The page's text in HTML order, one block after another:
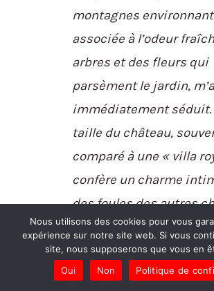
montagnes
associée à l’odeur
arbres et des fleurs qui
parsèment le jardin, m’a
immédiatement séduit.
taille du château,
comparé à une « villa
confère un charme
des foules des autres
bavarois. J’ai ressenti
de magie, comme si
Louis II de Bavière
Nous utilisons des cookies pour vous
expérience sur notre site web. Si vous
site, nous supposerons que vous en
Oui
Non Politique de